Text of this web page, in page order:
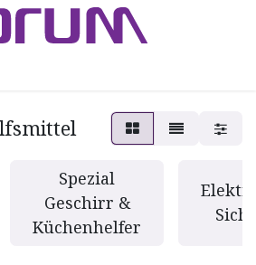
Spezial
Geschirr &
Küchenhelfer